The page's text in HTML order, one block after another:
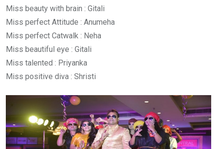
Miss beauty with brain : Gitali
Miss perfect Attitude : Anumeha
Miss perfect Catwalk : Neha
Miss beautiful eye : Gitali
Miss talented : Priyanka
Miss positive diva : Shristi